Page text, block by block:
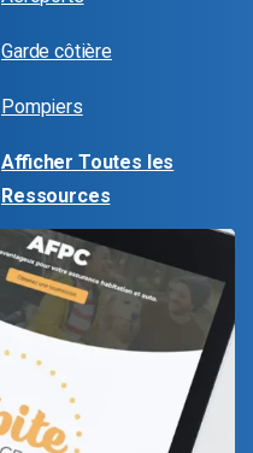
Garde côtière
Pompiers
Afficher Toutes les
Ressources